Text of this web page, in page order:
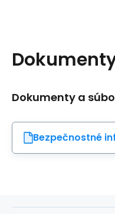
Dokumenty a
Bezpečnostné